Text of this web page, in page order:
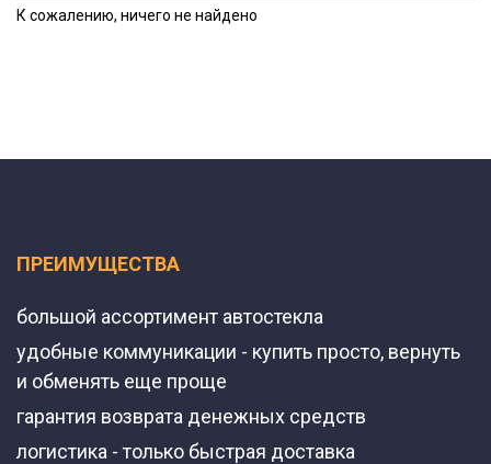
К сожалению, ничего не найдено
ПРЕИМУЩЕСТВА
большой ассортимент автостекла
удобные коммуникации - купить просто, вернуть
и обменять еще проще
гарантия возврата денежных средств
логистика - только быстрая доставка